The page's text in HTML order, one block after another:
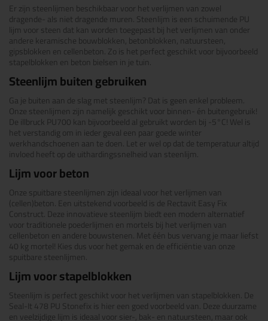
Er zijn steenlijmen beschikbaar voor het verlijmen van zowel
dragende- als niet dragende muren. Steenlijm is een schuimende PU
lijm voor steen dat kan worden toegepast bij het verlijmen van onder
andere keramische bouwblokken, betonblokken, natuursteen,
gipsblokken en cellenbeton. Zo is het perfect geschikt voor bijvoorbeeld
stapelblokken en beton bielsen in je tuin.
Steenlijm buiten gebruiken
Ga je buiten aan de slag met steenlijm? Dat is geen enkel probleem.
Onze steenlijmen zijn namelijk geschikt voor binnen- én buitengebruik!
De illbruck PU700 kan bijvoorbeeld al gebruikt worden bij -5°C! Wel is
het verstandig om in ieder geval een paar goede winter
werkhandschoenen aan te doen. Let er wel op dat de temperatuur altijd
invloed heeft op de uithardingssnelheid van steenlijm.
Lijm voor beton
Onze spuitbare steenlijmen zijn ideaal voor het verlijmen van
(cellen)beton. Een uitstekend voorbeeld is de Rectavit Easy Fix
Construct. Deze innovatieve steenlijm biedt een modern alternatief
voor traditionele poederlijmen en mortels bij het verlijmen van
cellenbeton en andere bouwstenen. Met één bus vervang je maar liefst
40 kg mortel! Kies dus voor het gemak en de efficiëntie van onze
spuitbare steenlijmen.
Lijm voor stapelblokken
Steenlijm is perfect geschikt voor het verlijmen van stapelblokken. De
Seal-It 478 PU Stonefix is hier een goed voorbeeld van. Deze duurzame
en veelzijdige lijm is ideaal voor sier-, bak- en natuursteen, maar ook